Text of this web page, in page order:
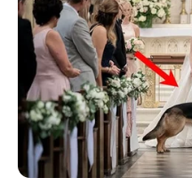
megszólalt.
„A mai nap egyik
emberek reakciója
Magyarország…
Magyarország!” – írta